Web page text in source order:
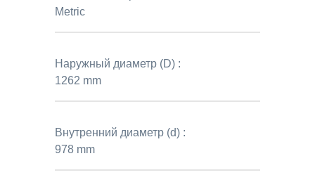
Metric
Наружный диаметр (D) :
1262 mm
Внутренний диаметр (d) :
978 mm